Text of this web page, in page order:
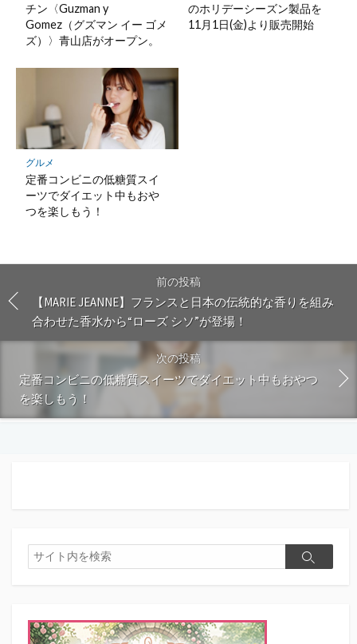
チン〈Guzman y
Gomez（グズマン イー ゴメ
ズ）〉青山店がオープン。
のホリデーシーズン製品を
11月1日(金)より販売開始
グルメ
定番コンビニの低糖質スイ
ーツでダイエット中もおや
つを楽しもう！
前の投稿
【MARIE JEANNE】フランスと日本の伝統的な香りを組み
合わせた香水から“ローズ シソ”が登場！
次の投稿
定番コンビニの低糖質スイーツでダイエット中もおやつ
を楽しもう！
検
索
検